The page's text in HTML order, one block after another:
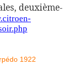
deuxième-